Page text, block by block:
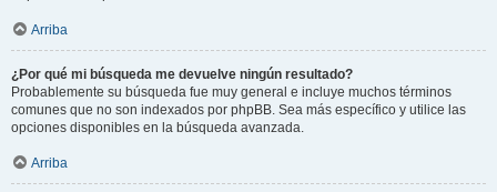
Arriba
¿Por qué mi búsqueda me devuelve ningún resultado?
Probablemente su búsqueda fue muy general e incluye muchos términos
comunes que no son indexados por phpBB. Sea más específico y utilice las
opciones disponibles en la búsqueda avanzada.
Arriba